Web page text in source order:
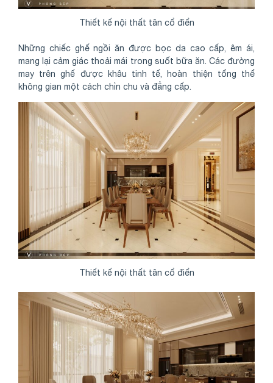
Thiết kế nội thất tân cổ điển
Những chiếc ghế ngồi ăn được bọc da cao cấp, êm ái,
mang lại cảm giác thoải mái trong suốt bữa ăn. Các đường
may trên ghế được khâu tinh tế, hoàn thiện tổng thể
không gian một cách chỉn chu và đẳng cấp.
Thiết kế nội thất tân cổ điển